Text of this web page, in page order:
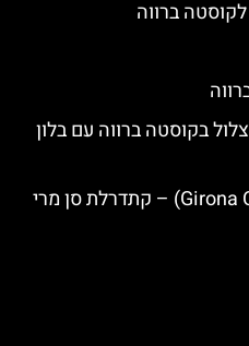
לקוסטה ברווה
בקוסטה ברווה עם בלון
קתדרלת גירונה (Girona Cathedral) – קתדרלת סן מרי